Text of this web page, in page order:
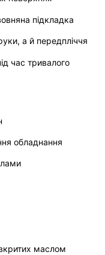
підкладка
а й передпліччя
час тривалого
обладнання
маслом